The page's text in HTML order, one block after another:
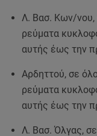
Λ. Βασ. Κων/νου,
ρεύματα
αυτής έως την
Αρδηττού, σε
ρεύματα
αυτής έως την
Λ. Βασ. Όλγας,